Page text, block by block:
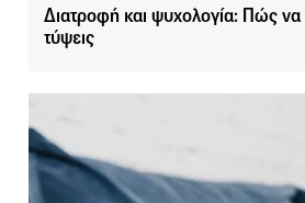
Διατροφή και ψυχολογία: Πώς
τύψεις